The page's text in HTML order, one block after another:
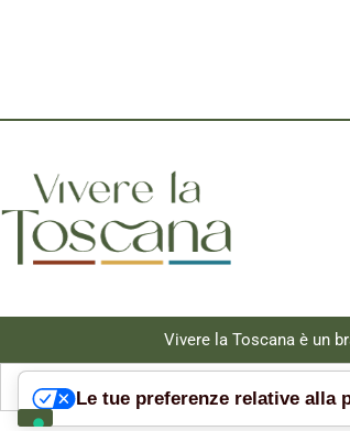
Vivere la Toscana è un
Le tue preferenze relative alla